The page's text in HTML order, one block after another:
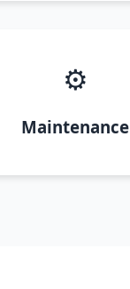
⚙️
Maintenance